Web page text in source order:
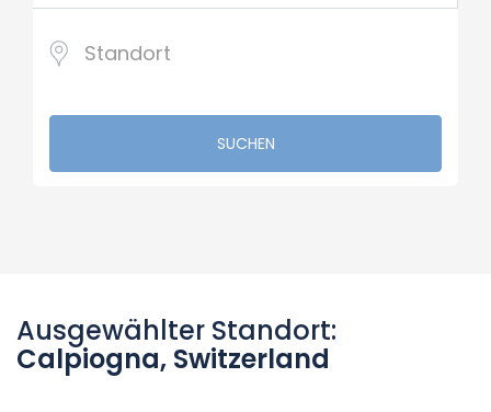
SUCHEN
Ausgewählter Standort:
Calpiogna, Switzerland